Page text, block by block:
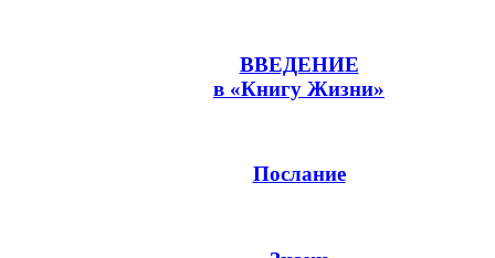
ВВЕДЕНИЕ
в «Книгу Жизни»
Послание